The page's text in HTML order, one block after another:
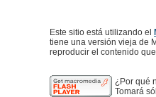
Este sitio está utilizando el
tiene una versión vieja de
reproducir el contenido
¿Por qué
Tomará